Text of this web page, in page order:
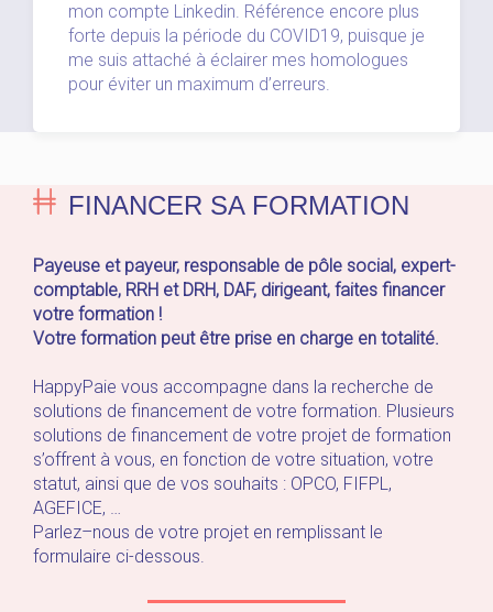
mon compte Linkedin. Référence encore plus
forte depuis la période du COVID19, puisque je
me suis attaché à éclairer mes homologues
pour éviter un maximum d’erreurs.
FINANCER SA FORMATION
Payeuse et payeur, responsable de pôle social, expert-
comptable, RRH et DRH, DAF, dirigeant, faites financer
votre formation !
Votre formation peut être prise en charge en totalité.
HappyPaie vous accompagne dans la recherche de
solutions de financement de votre formation. Plusieurs
solutions de financement de votre projet de formation
s’offrent à vous, en fonction de votre situation, votre
statut, ainsi que de vos souhaits : OPCO, FIFPL,
AGEFICE, …
Parlez–nous de votre projet en remplissant le
formulaire ci-dessous.